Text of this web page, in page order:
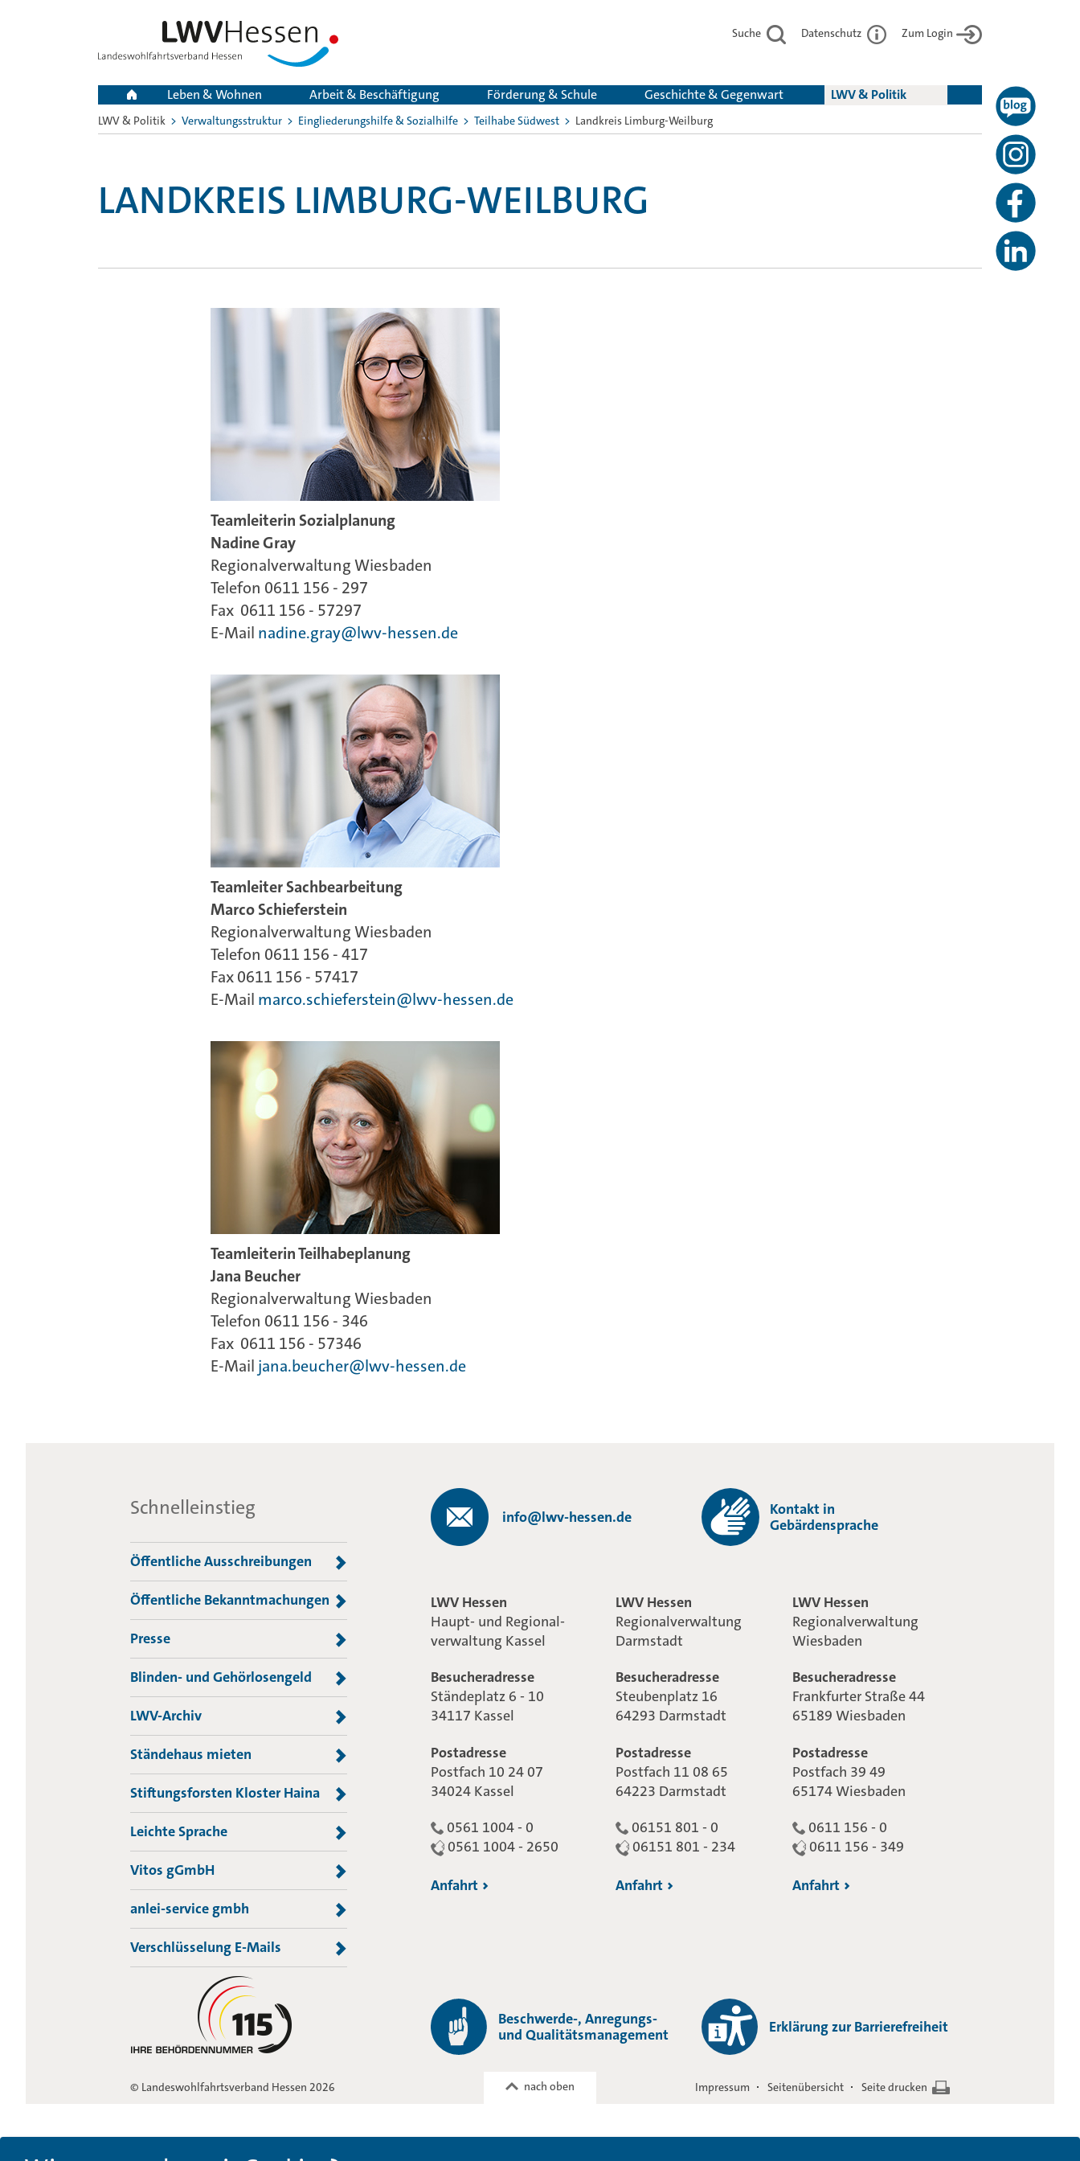
Suche Datenschutz Zum Login
Leben & Wohnen Arbeit & Beschäftigung Förderung & Schule Geschichte & Gegenwart LWV & Politik
Sie
sind
LWV & Politik Verwaltungsstruktur Eingliederungshilfe & Sozialhilfe Teilhabe Südwest Landkreis Limburg-Weilburg
LANDKREIS LIMBURG-WEILBURG
Teamleiterin Sozialplanung
Nadine Gray
Regionalverwaltung Wiesbaden
Telefon 0611 156 - 297
Fax 0611 156 - 57297
E-Mail nadine.gray@lwv-hessen.de
TeamleiterSachbearbeitung
Marco Schieferstein
Regionalverwaltung Wiesbaden
Telefon 0611 156 - 417
Fax 0611 156 - 57417
E-Mail marco.schieferstein@lwv-hessen.de
Teamleiterin Teilhabeplanung
Jana Beucher
Regionalverwaltung Wiesbaden
Telefon 0611 156 - 346
Fax 0611 156 - 57346
E-Mail jana.beucher@lwv-hessen.de
Schnelleinstieg
Öffentliche Ausschreibungen
Öffentliche Bekanntmachungen
Presse
Blinden- und Gehörlosengeld
LWV-Archiv
Ständehaus mieten
Stiftungsforsten Kloster Haina
Leichte Sprache
Vitos gGmbH
anlei-service gmbh
Verschlüsselung E-Mails
info@lwv-hessen.de
Kontakt in
Gebärdensprache
LWV Hessen
Haupt- und Regional-
verwaltung Kassel
Besucheradresse
Ständeplatz 6 - 10
34117 Kassel
Postadresse
Postfach 10 24 07
34024 Kassel
0561 1004 - 0
0561 1004 - 2650
Anfahrt
LWV Hessen
Regionalverwaltung
Darmstadt
Besucheradresse
Steubenplatz 16
64293 Darmstadt
Postadresse
Postfach 11 08 65
64223 Darmstadt
06151 801 - 0
06151 801 - 234
Anfahrt
LWV Hessen
Regionalverwaltung
Wiesbaden
Besucheradresse
Frankfurter Straße 44
65189 Wiesbaden
Postadresse
Postfach 39 49
65174 Wiesbaden
0611 156 - 0
0611 156 - 349
Anfahrt
Beschwerde-, Anregungs-
und Qualitätsmanagement
Erklärung zur Barrierefreiheit
© Landeswohlfahrtsverband Hessen 2026 Impressum Seitenübersicht Seite drucken
nach oben